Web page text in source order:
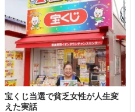
宝くじ当選で貧乏女性が人生変
えた実話